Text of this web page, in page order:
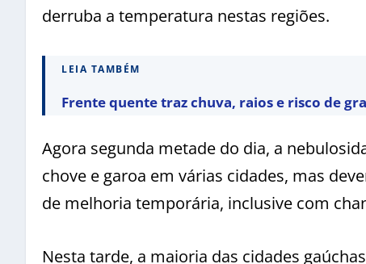
derruba a temperatura nestas regiões.
LEIA TAMBÉM
Frente quente traz chuva, raios e risco de
Agora segunda metade do dia, a
chove e garoa em várias cidades, mas
de melhoria temporária, inclusive com
Nesta tarde, a maioria das cidades